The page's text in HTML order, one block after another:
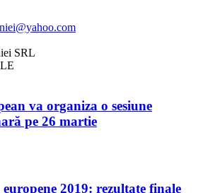
SRL
va organiza o sesiune
pe 26 martie
2019: rezultate finale